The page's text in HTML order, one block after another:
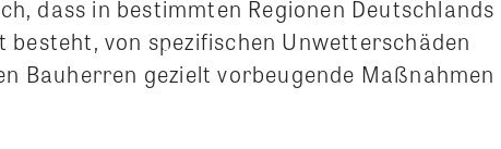
dass in bestimmten Regionen Deutschlands
von spezifischen Unwetterschäden
Bauherren gezielt vorbeugende Maßnahmen